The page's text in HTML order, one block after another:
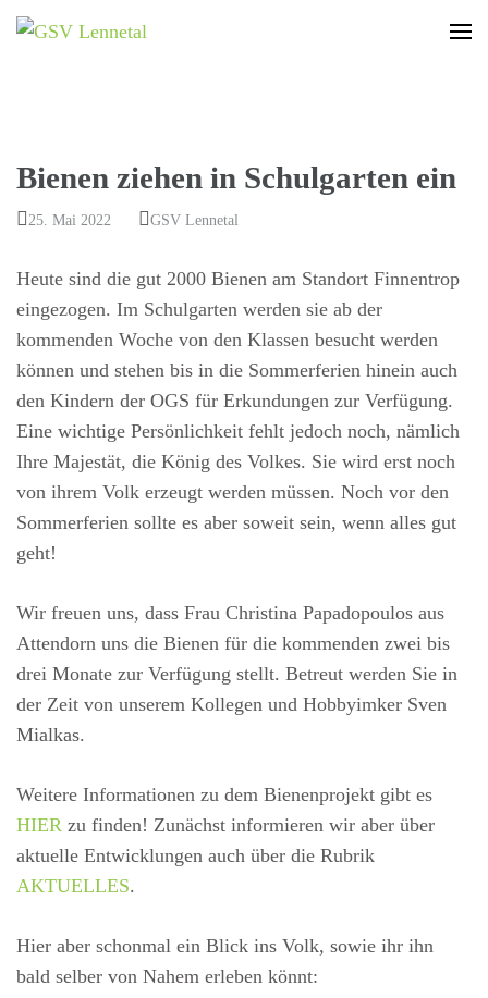
Bienen ziehen in Schulgarten ein
25. Mai 2022 GSV Lennetal
Heute sind die gut 2000 Bienen am Standort Finnentrop
eingezogen. Im Schulgarten werden sie ab der
kommenden Woche von den Klassen besucht werden
können und stehen bis in die Sommerferien hinein auch
den Kindern der OGS für Erkundungen zur Verfügung.
Eine wichtige Persönlichkeit fehlt jedoch noch, nämlich
Ihre Majestät, die König des Volkes. Sie wird erst noch
von ihrem Volk erzeugt werden müssen. Noch vor den
Sommerferien sollte es aber soweit sein, wenn alles gut
geht!
Wir freuen uns, dass Frau Christina Papadopoulos aus
Attendorn uns die Bienen für die kommenden zwei bis
drei Monate zur Verfügung stellt. Betreut werden Sie in
der Zeit von unserem Kollegen und Hobbyimker Sven
Mialkas.
Weitere Informationen zu dem Bienenprojekt gibt es
HIER zu finden! Zunächst informieren wir aber über
aktuelle Entwicklungen auch über die Rubrik
AKTUELLES.
Hier aber schonmal ein Blick ins Volk, sowie ihr ihn
bald selber von Nahem erleben könnt: